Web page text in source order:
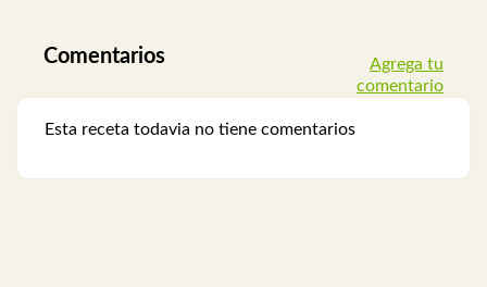
Comentarios
Agrega tu
comentario
Esta receta todavia no tiene comentarios